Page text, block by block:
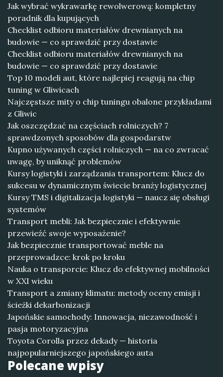
Jak wybrać wykrawarkę rewolwerową: kompletny
poradnik dla kupujących
Checklist odbioru materiałów drewnianych na
budowie — co sprawdzić przy dostawie
Checklist odbioru materiałów drewnianych na
budowie — co sprawdzić przy dostawie
Top 10 modeli aut, które najlepiej reagują na chip
tuning w Gliwicach
Najczęstsze mity o chip tuningu obalone przykładami
z Gliwic
Jak oszczędzać na częściach rolniczych? 7
sprawdzonych sposobów dla gospodarstw
Kupno używanych części rolniczych — na co zwracać
uwagę, by uniknąć problemów
Kursy logistyki i zarządzania transportem: Klucz do
sukcesu w dynamicznym świecie branży logistycznej
Kursy TMS i digitalizacja logistyki — naucz się obsługi
systemów
Transport mebli: Jak bezpiecznie i efektywnie
przewieźć swoje wyposażenie?
Jak bezpiecznie transportować meble na
przeprowadzce: krok po kroku
Nauka o transporcie: Klucz do efektywnej mobilności
w XXI wieku
Transport a zmiany klimatu: metody oceny emisji i
ścieżki dekarbonizacji
Japońskie samochody: Innowacja, niezawodność i
pasja motoryzacyjna
Toyota Corolla przez dekady — historia
najpopularniejszego japońskiego auta
Polecane wpisy